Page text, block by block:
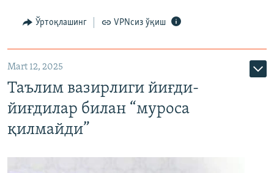
Ўртоқлашинг VPNсиз ўқиш
Mart 12, 2025
Таълим вазирлиги йиғди-
йиғдилар билан “муроса
қилмайди”